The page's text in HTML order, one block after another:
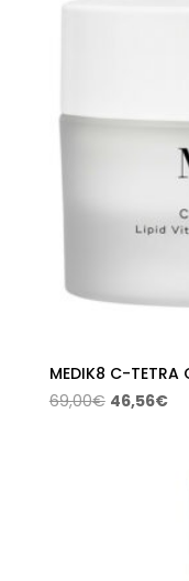
MEDIK8 C-TETRA
69,00€ El
46,56€El